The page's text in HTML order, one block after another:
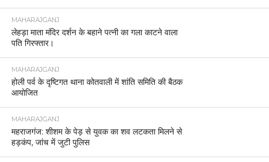
‘वंदे मातरम्’ के 150 वर्ष पूरे पुलिस कार्यालय महराजगंज में
गूंजा राष्ट्रगीत
महाराजगंज एक निजी अस्पताल के कर्मचारी का शव फंदे से
लटका मिला, पुलिस जांच में जुटी
घघरुआ खड़ेसर में नाबालिग से मारपीट का वीडियो वायरल,
पांच के खिलाफ मुकदमा दर्ज।